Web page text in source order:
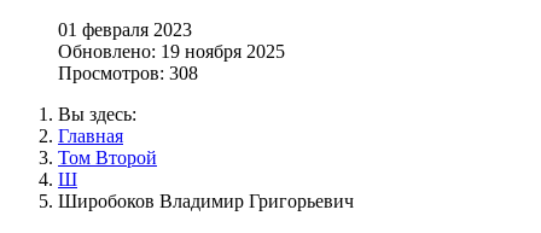
01 февраля 2023
Обновлено: 19 ноября 2025
Просмотров: 308
Вы здесь:
Главная
Том Второй
Ш
Широбоков Владимир Григорьевич